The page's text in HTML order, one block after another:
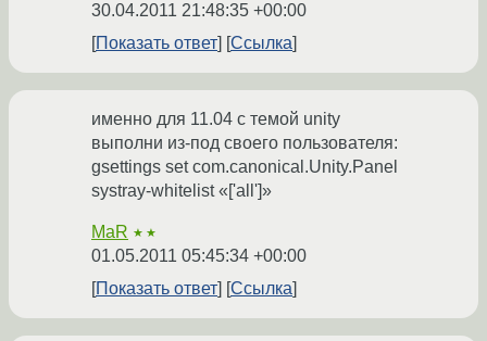
30.04.2011 21:48:35 +00:00
Показать ответ
Ссылка
именно для 11.04 с темой unity
выполни из-под своего пользователя:
gsettings set com.canonical.Unity.Panel
systray-whitelist «['all']»
MaR ★★
01.05.2011 05:45:34 +00:00
Показать ответ
Ссылка